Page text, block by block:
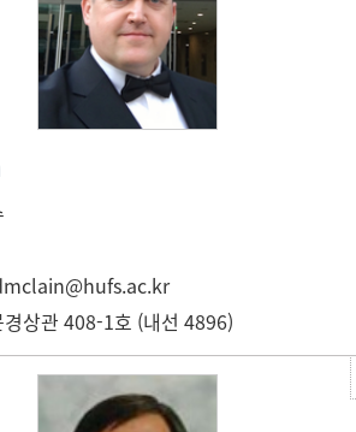
경상관 408-1호 (내선 4896)